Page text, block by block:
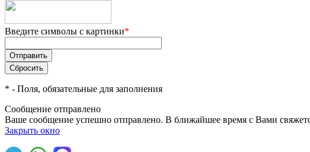
Введите символы с картинки*
* - Поля, обязательные для заполнения
Сообщение отправлено
Ваше сообщение успешно отправлено. В ближайшее время с Вами
Закрыть окно